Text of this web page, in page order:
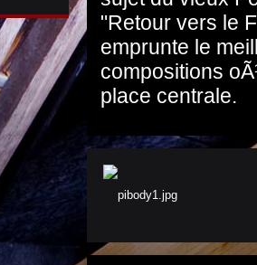
"Retour vers le
emprunte le
compositions
place centrale.